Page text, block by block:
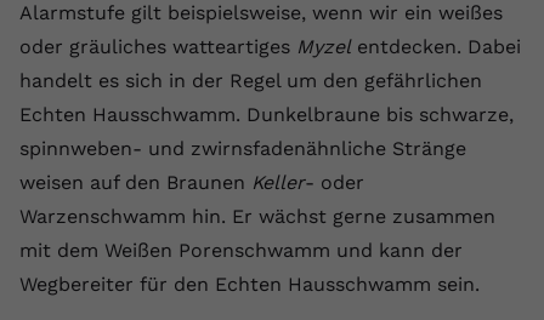
Alarmstufe gilt beispielsweise, wenn wir ein weißes
oder gräuliches watteartiges Myzelentdecken. Dabei
handelt es sich in der Regel um den gefährlichen
Echten Hausschwamm. Dunkelbraune bis schwarze,
spinnweben- und zwirnsfadenähnliche Stränge
weisen auf den Braunen Keller- oder
Warzenschwamm hin. Er wächst gerne zusammen
mit dem Weißen Porenschwamm und kann der
Wegbereiter für den Echten Hausschwamm sein.
Session
Dieser von YouTube gesetzte Cookie
registriert eine eindeutige ID, um
Videos von YouTube der Nutzer
gesehen hat.